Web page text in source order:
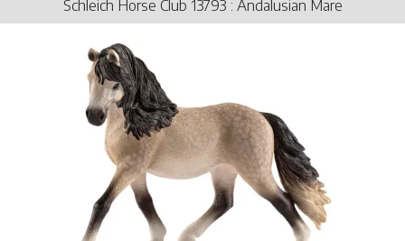
Schleich Horse Club 13793 : Andalusian Mare